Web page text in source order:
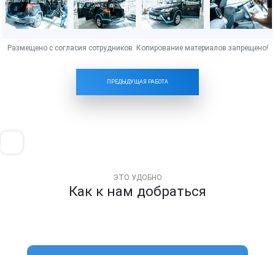
ПРЕДЫДУЩАЯ РАБОТА
ЭТО УДОБНО
Как к нам добраться